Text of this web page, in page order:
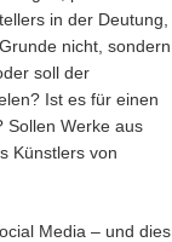
in der Deutung,
nicht, sondern
soll der
Ist es für einen
Sollen Werke aus
Künstlers von
Media – und dies